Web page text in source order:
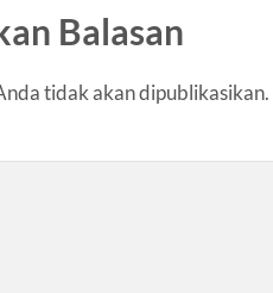
Balasan
tidak akan dipublikasikan.